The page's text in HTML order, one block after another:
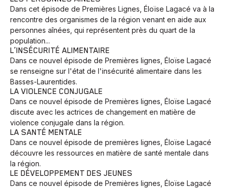
Dans cet épisode de Premières Lignes, Éloïse Lagacé va à la
rencontre des organismes de la région venant en aide aux
personnes aînées, qui représentent près du quart de la
population...
L’INSÉCURITÉ ALIMENTAIRE
Dans ce nouvel épisode de Premières lignes, Éloïse Lagacé
se renseigne sur l'état de l'insécurité alimentaire dans les
Basses-Laurentides.
LA VIOLENCE CONJUGALE
Dans ce nouvel épisode de Premières lignes, Éloïse Lagacé
discute avec les actrices de changement en matière de
violence conjugale dans la région.
LA SANTÉ MENTALE
Dans ce nouvel épisode de premières lignes, Éloïse Lagacé
découvre les ressources en matière de santé mentale dans
la région.
LE DÉVELOPPEMENT DES JEUNES
Dans ce nouvel épisode de Premières lignes, Éloïse Lagacé